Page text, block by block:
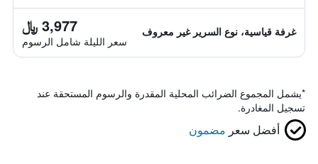
غرفة قياسية، نوع السرير غير معروف 3,977 ﷼
سعر الليلة شامل الرسوم
*يشمل المجموع الضرائب المحلية المقدرة والرسوم المستحقة عند
تسجيل المغادرة.
أفضل سعر مضمون